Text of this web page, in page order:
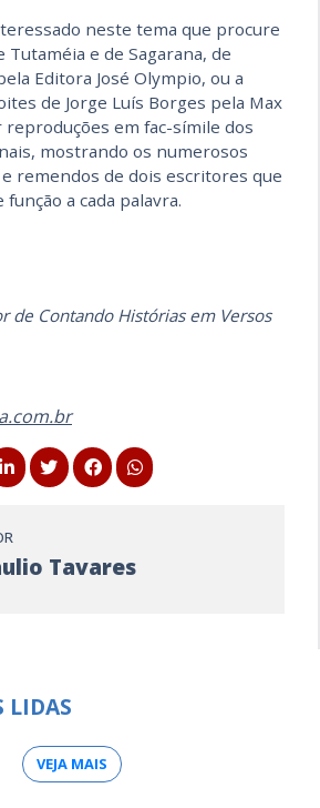
neste tema que procure
Tutaméia e de Sagarana, de
Editora José Olympio, ou a
de Jorge Luís Borges pela Max
reproduções em fac-símile dos
mostrando os numerosos
remendos de dois escritores que
a cada palavra.
de Contando Histórias em Versos
Tavares
LIDAS
VEJA MAIS